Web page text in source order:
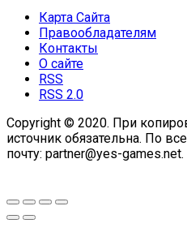
Карта Сайта
Правообладателям
Контакты
О сайте
RSS
RSS 2.0
Copyright © 2020. При
источник обязательна. По
почту: partner@yes-games.net.